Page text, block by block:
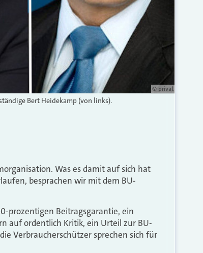
© privat
Bert Heidekamp (von links).
Was es damit auf sich hat
besprachen wir mit dem BU-
prozentigen Beitragsgarantie, ein
auf ordentlich Kritik, ein Urteil zur BU-
Verbraucherschützer sprechen sich für